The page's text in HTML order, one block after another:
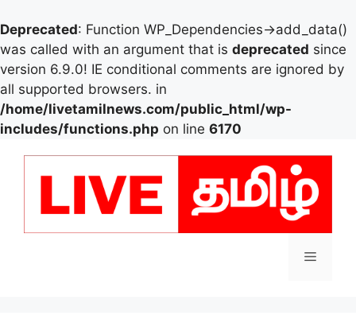
Deprecated: Function WP_Dependencies->add_data()
was called with an argument that is deprecated since
version 6.9.0! IE conditional comments are ignored by
all supported browsers. in
/home/livetamilnews.com/public_html/wp-
includes/functions.php on line 6170
Menu